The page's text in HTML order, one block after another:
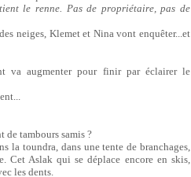
le renne. Pas de propriétaire, pas de
neiges, Klemet et Nina vont enquêter...et
va augmenter pour finir par éclairer le
de tambours samis ?
la toundra, dans une tente de branchages,
Cet Aslak qui se déplace encore en skis,
les dents.